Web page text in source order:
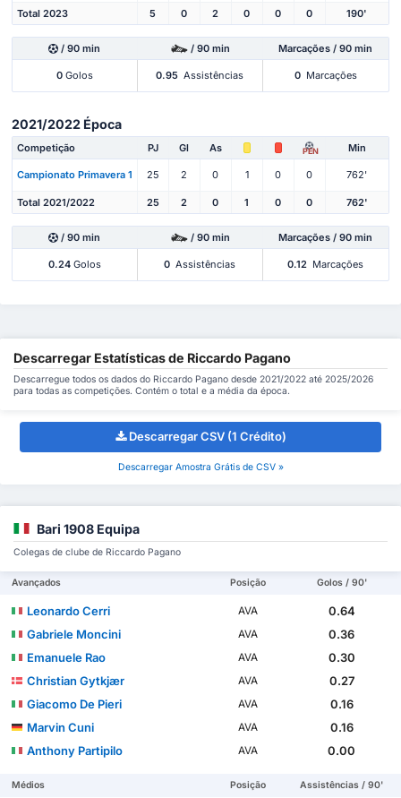
Total 2023 5 0 2 0 0 0 190'
/ 90 min / 90 min Marcações / 90 min
0Golos 0.95 Assistências 0 Marcações
2021/2022 Época
Competição PJ Gl As PEN Min
Campionato Primavera 1 25 2 0 1 0 0 762'
Total 2021/2022 25 2 0 1 0 0 762'
/ 90 min / 90 min Marcações / 90 min
0.24Golos 0 Assistências 0.12 Marcações
Descarregar Estatísticas de Riccardo Pagano
Descarregue todos os dados do Riccardo Pagano desde 2021/2022 até 2025/2026
para todas as competições. Contém o total e a média da época.
Descarregar CSV (1 Crédito)
Descarregar Amostra Grátis de CSV »
Bari 1908 Equipa
Colegas de clube de Riccardo Pagano
Avançados Posição Golos / 90'
Leonardo Cerri AVA
0.64
Gabriele Moncini
AVA
0.36
Emanuele Rao
AVA
0.30
Christian Gytkjær
AVA
0.27
Giacomo De Pieri
AVA
0.16
Marvin Cuni
AVA
0.16
Anthony Partipilo
AVA 0.00
Médios Posição Assistências / 90'